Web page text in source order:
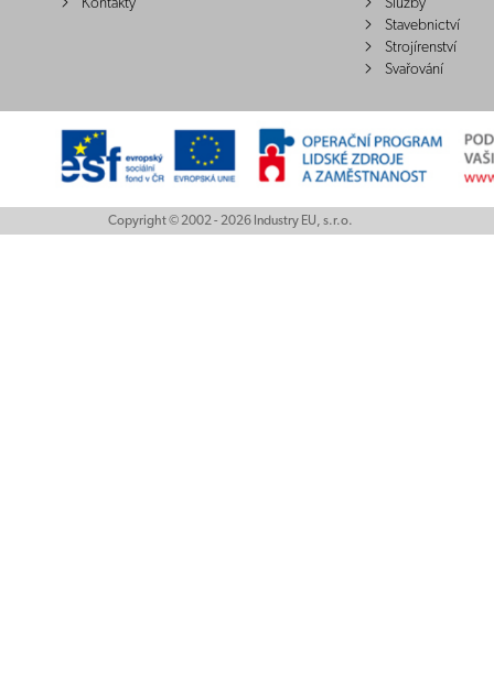
Kontakty
Služby
Stavebnictví
Strojírenství
Svařování
Copyright © 2002 - 2026 Industry EU, s.r.o.